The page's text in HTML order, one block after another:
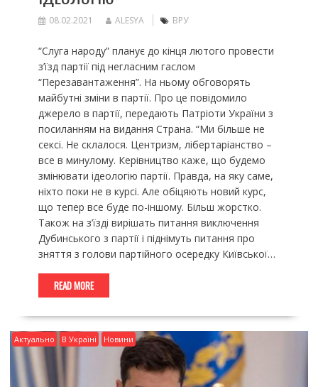
08.02.2021 ALESYA ВРУ
“Слуга народу” планує до кінця лютого провести
з’їзд партії під негласним гаслом
“Перезавантаження”. На ньому обговорять
майбутні зміни в партії. Про це повідомило
джерело в партії, передають Патріоти України з
посиланням на видання Страна. “Ми більше не
сексі. Не склалося. Центризм, лібертаріанство –
все в минулому. Керівництво каже, що будемо
змінювати ідеологію партії. Правда, на яку саме,
ніхто поки не в курсі. Але обіцяють новий курс,
що тепер все буде по-іншому. Більш жорстко.
Також на з’їзді вирішать питання виключення
Дубинського з партії і піднімуть питання про
зняття з голови партійного осередку Київської…
READ MORE
Актуально В Україні Новини